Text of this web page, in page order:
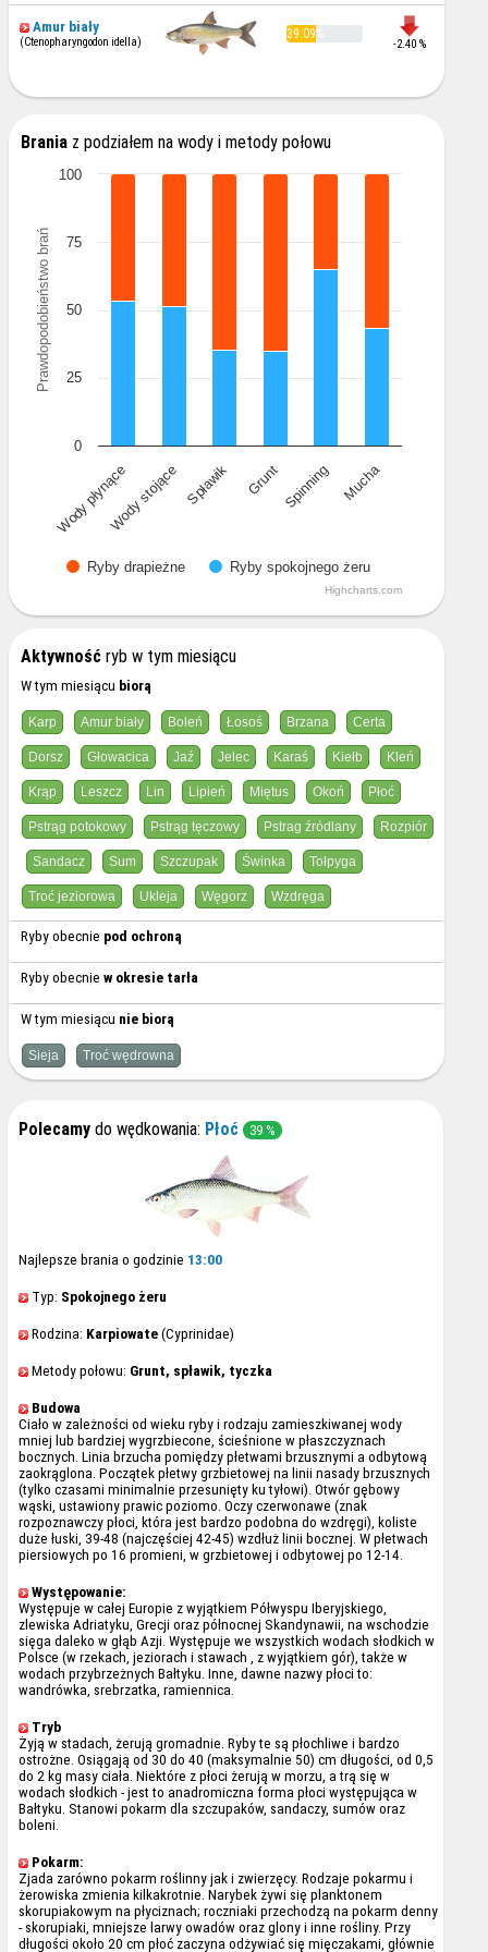
Amur biały
(Ctenopharyngodon idella)
39.09%
-2.40 %
Brania z podziałem na wody i metody połowu
Prawdopodobieństwo brań
Ryby drapieżne Ryby spokojnego żeru
Wody płynąceWody stojące Spławik GruntSpinning Mucha
0
25
50
75
100
Highcharts.com
Aktywność ryb w tym miesiącu
W tym miesiącu biorą
Karp Amur biały Boleń Łosoś Brzana Certa
Dorsz Głowacica Jaź Jelec Karaś Kiełb Kleń
Krąp Leszcz Lin Lipień Miętus Okoń Płoć
Pstrąg potokowy Pstrąg tęczowy Pstrag źródlany Rozpiór
Sandacz Sum Szczupak Świnka Tołpyga
Troć jeziorowa Ukleja Węgorz Wzdręga
Ryby obecnie pod ochroną
Ryby obecnie w okresie tarła
W tym miesiącu nie biorą
Sieja Troć wędrowna
Polecamy do wędkowania: Płoć 39 %
Najlepsze brania o godzinie 13:00
Typ: Spokojnego żeru
Rodzina: Karpiowate (Cyprinidae)
Metody połowu: Grunt, spławik, tyczka
Budowa
Ciało w zależności od wieku ryby i rodzaju zamieszkiwanej wody
mniej lub bardziej wygrzbiecone, ścieśnione w płaszczyznach
bocznych. Linia brzucha pomiędzy płetwami brzusznymi a odbytową
zaokrąglona. Początek płetwy grzbietowej na linii nasady brzusznych
(tylko czasami minimalnie przesunięty ku tyłowi). Otwór gębowy
wąski, ustawiony prawic poziomo. Oczy czerwonawe (znak
rozpoznawczy płoci, która jest bardzo podobna do wzdręgi), koliste
duże łuski, 39-48 (najczęściej 42-45) wzdłuż linii bocznej. W płetwach
piersiowych po 16 promieni, w grzbietowej i odbytowej po 12-14.
Występowanie:
Występuje w całej Europie z wyjątkiem Półwyspu Iberyjskiego,
zlewiska Adriatyku, Grecji oraz północnej Skandynawii, na wschodzie
sięga daleko w głąb Azji. Występuje we wszystkich wodach słodkich w
Polsce (w rzekach, jeziorach i stawach , z wyjątkiem gór), także w
wodach przybrzeżnych Bałtyku. Inne, dawne nazwy płoci to:
wandrówka, srebrzatka, ramiennica.
Tryb
Żyją w stadach, żerują gromadnie. Ryby te są płochliwe i bardzo
ostrożne. Osiągają od 30 do 40 (maksymalnie 50) cm długości, od 0,5
do 2 kg masy ciała. Niektóre z płoci żerują w morzu, a trą się w
wodach słodkich - jest to anadromiczna forma płoci występująca w
Bałtyku. Stanowi pokarm dla szczupaków, sandaczy, sumów oraz
boleni.
Pokarm:
Zjada zarówno pokarm roślinny jak i zwierzęcy. Rodzaje pokarmu i
żerowiska zmienia kilkakrotnie. Narybek żywi się planktonem
skorupiakowym na płyciznach; roczniaki przechodzą na pokarm denny
- skorupiaki, mniejsze larwy owadów oraz glony i inne rośliny. Przy
długości około 20 cm płoć zaczyna odżywiać się mięczakami, głównie